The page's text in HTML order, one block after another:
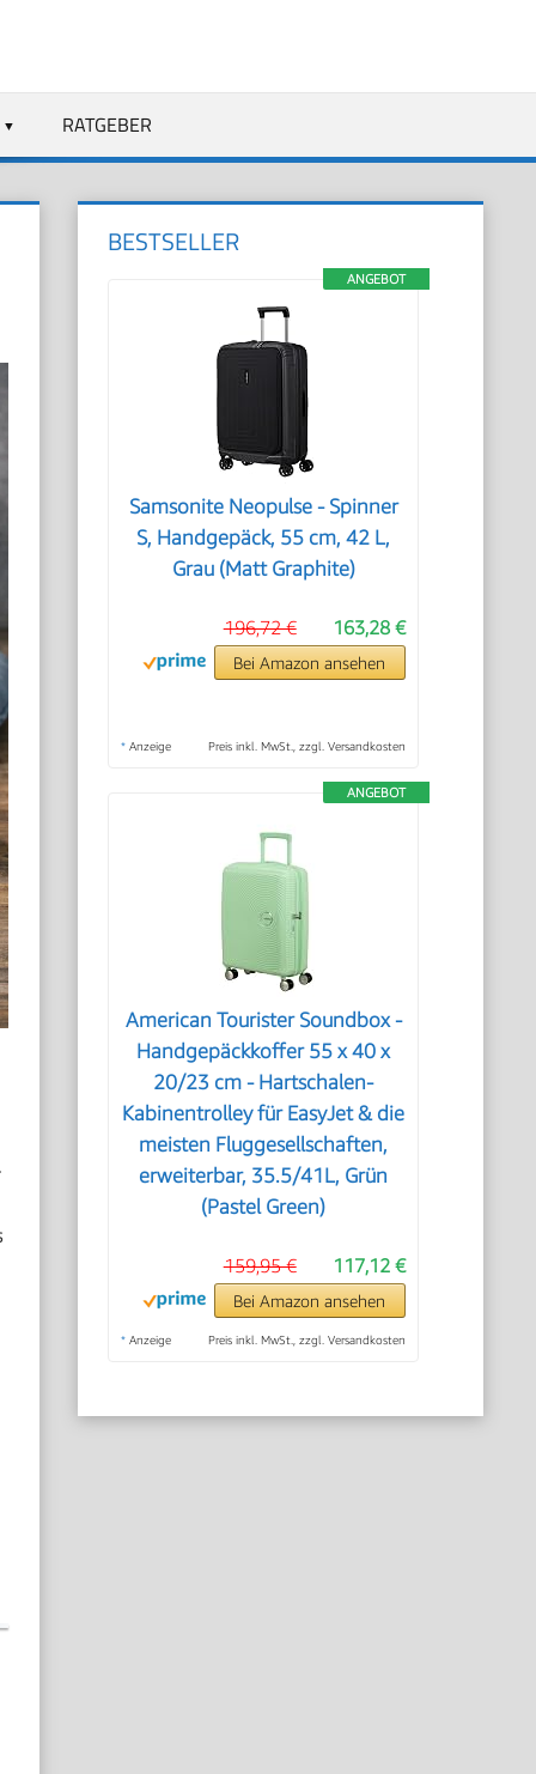
RATGEBER
BESTSELLER
ANGEBOT
Samsonite Neopulse - Spinner
S, Handgepäck, 55 cm, 42 L,
Grau (Matt Graphite)
163,28 €
196,72 €
Bei Amazon ansehen
* Anzeige Preis inkl. MwSt., zzgl. Versandkosten
ANGEBOT
American Tourister Soundbox -
Handgepäckkoffer 55 x 40 x
20/23 cm - Hartschalen-
Kabinentrolley für EasyJet & die
meisten Fluggesellschaften,
erweiterbar, 35.5/41L, Grün
(Pastel Green)
117,12 €
159,95 €
Bei Amazon ansehen
* Anzeige Preis inkl. MwSt., zzgl. Versandkosten